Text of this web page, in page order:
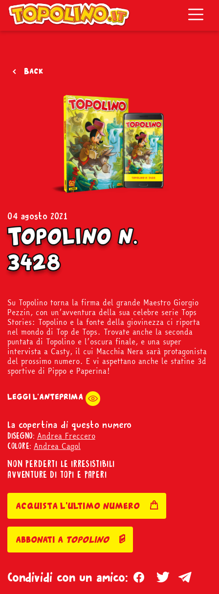
Topolino.it
Back
04 agosto 2021
Topolino n.
3428
Su Topolino torna la firma del grande Maestro Giorgio
Pezzin, con un’avventura della sua celebre serie Tops
Stories: Topolino e la fonte della giovinezza ci riporta
nel mondo di Top de Tops. Trovate anche la seconda
puntata di Topolino e l’oscura finale, e una super
intervista a Casty, il cui Macchia Nera sarà protagonista
del prossimo numero. E vi aspettano anche le statine 3d
sportive di Pippo e Paperina!
LEGGI L'ANTEPRIMA
La copertina di questo numero
DISEGNO: Andrea Freccero
COLORE: Andrea Cagol
NON PERDERTI LE IRRESISTIBILI
AVVENTURE DI TOPI E PAPERI
acquista l'ultimo numero
abbonati a topolino
Condividi con un amico: FacebookTwitter